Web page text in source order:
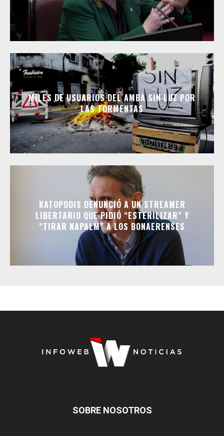
MILES DE USUARIOS DEL AMBA SIN LUZ POR
LAS TORMENTAS
KATOPODIS DENUNCIÓ A UN STREAMER
LIBERTARIO QUE PIDIÓ “ESTERILIZAR” Y
“TIRAR NAPALM” A LOS BONAERENSES
SOBRE NOSOTROS